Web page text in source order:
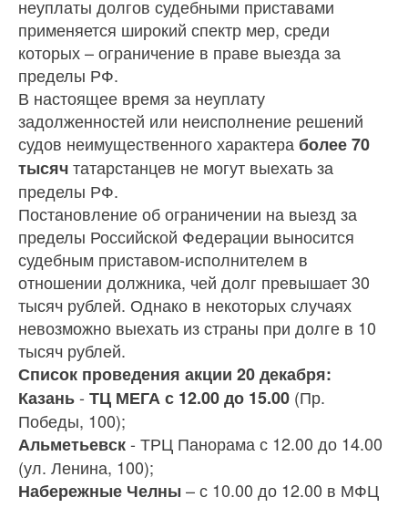
неуплаты долгов судебными приставами
применяется широкий спектр мер, среди
которых – ограничение в праве выезда за
пределы РФ.
В настоящее время за неуплату
задолженностей или неисполнение решений
судов неимущественного характераболее 70
тысячтатарстанцев не могут выехать за
пределы РФ.
Постановление об ограничении на выезд за
пределы Российской Федерации выносится
судебным приставом-исполнителем в
отношении должника, чей долг превышает 30
тысяч рублей. Однако в некоторых случаях
невозможно выехать из страны при долге в 10
тысяч рублей.
Список проведения акции 20 декабря:
Казань- ТЦ МЕГА с 12.00 до 15.00 (Пр.
Победы, 100);
Альметьевск- ТРЦ Панорама с 12.00 до 14.00
(ул. Ленина, 100);
Набережные Челны – с 10.00 до 12.00 в МФЦ